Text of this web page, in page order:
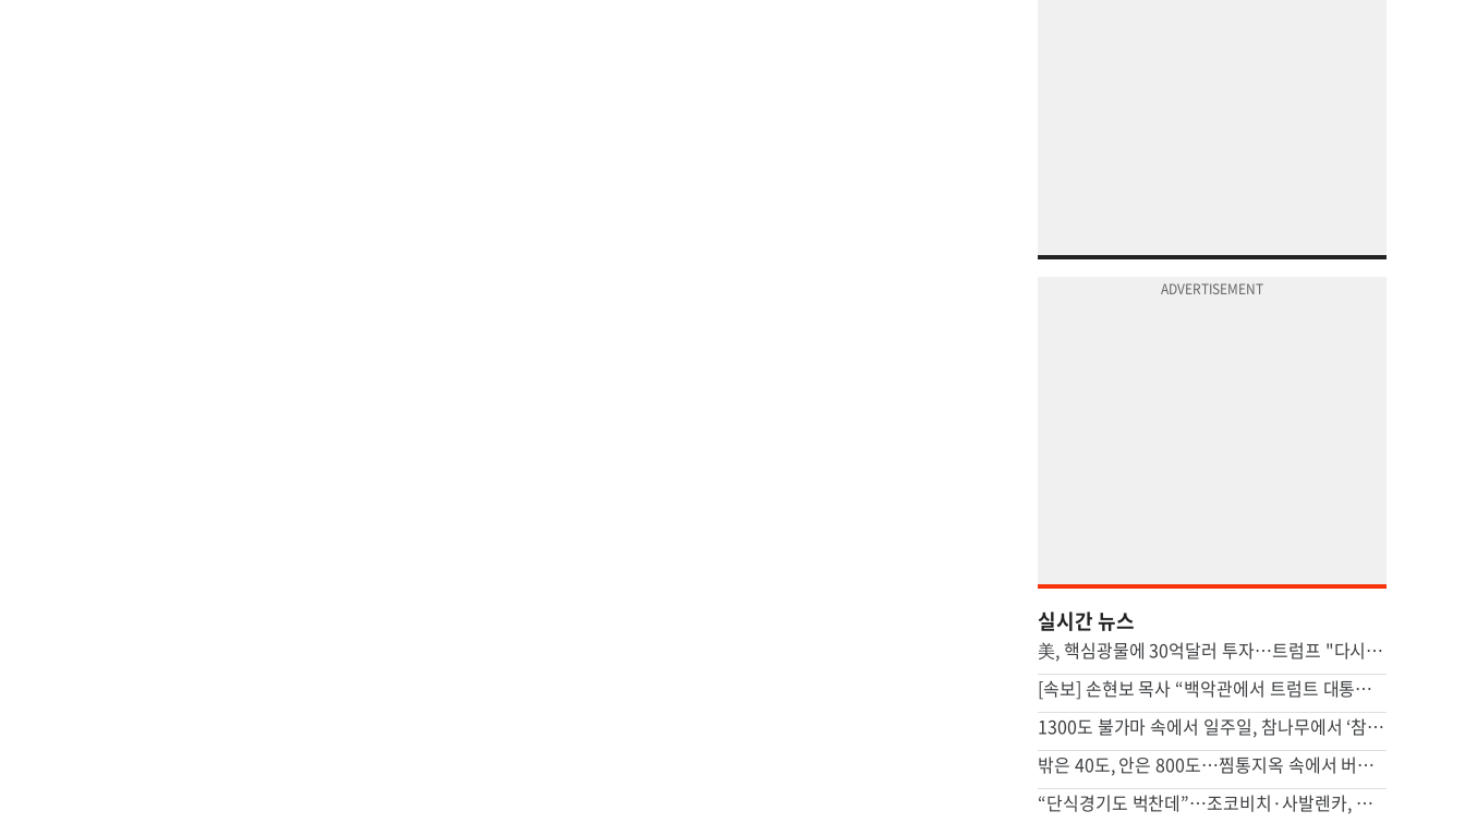
실시간 뉴스
美, 핵심광물에 30억달러 투자…트럼프 "다시는 中 의존 않도록"
[속보] 손현보 목사 “백악관에서 트럼트 대통령 접견”
1300도 불가마 속에서 일주일, 참나무에서 ‘참숯’으로[스튜디오486]
밖은 40도, 안은 800도…찜통지옥 속에서 버티는 사람들
“단식경기도 벅찬데”…조코비치·사발렌카, 혼합복식 뛰는 속내